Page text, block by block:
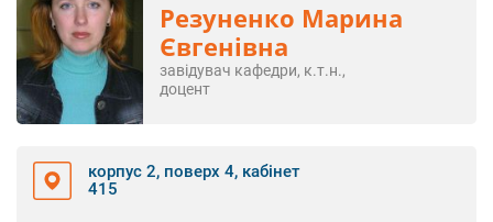
Резуненко Марина
Євгенівна
завідувач кафедри, к.т.н.,
доцент
корпус 2, поверх 4, кабінет
415